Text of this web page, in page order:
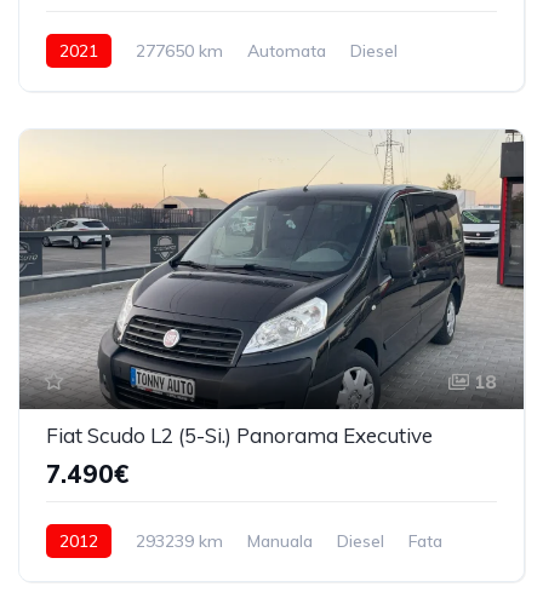
2021 277650 km Automata
Diesel
18
Fiat Scudo L2 (5-Si.) Panorama Executive
7.490€
2012 293239 km Manuala Diesel Fata